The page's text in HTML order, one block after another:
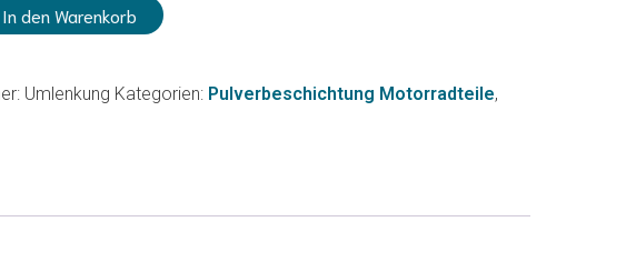
In den Warenkorb
Umlenkung Kategorien: Pulverbeschichtung Motorradteile,